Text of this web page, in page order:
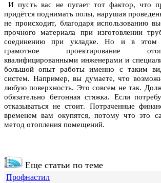
И пусть вас не пугает тот фактор, что
придётся поднимать полы, нарушая
не происходит, благодаря использованию
прочного материала при изготовлении
соединению при укладке. Но и в этом
грамотное проектирование
квалифицированными инженерами и
большой опыт работы именно с таким
систем. Например, вы думаете, что
любую поверхность. Это совсем не так.
обязательно бетонная стяжка. Если
отказываться не стоит. Потраченные
временем вам окупятся, потому что это
метод отопления помещений.
Еще статьи по теме
Профнастил